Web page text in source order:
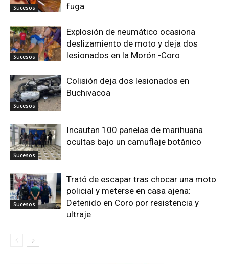
Sucesos
fuga
Sucesos
Explosión de neumático ocasiona
deslizamiento de moto y deja dos
lesionados en la Morón -Coro
Sucesos
Colisión deja dos lesionados en
Buchivacoa
Sucesos
Incautan 100 panelas de marihuana
ocultas bajo un camuflaje botánico
Sucesos
Trató de escapar tras chocar una moto
policial y meterse en casa ajena:
Detenido en Coro por resistencia y
ultraje